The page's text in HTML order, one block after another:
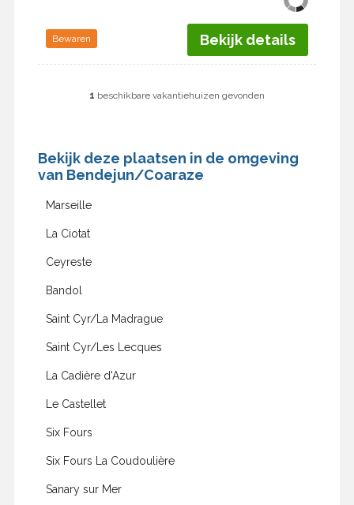
Bewaren Bekijk details
1 beschikbare vakantiehuizen gevonden
Bekijk deze plaatsen in de omgeving
van Bendejun/Coaraze
Marseille
La Ciotat
Ceyreste
Bandol
Saint Cyr/La Madrague
Saint Cyr/Les Lecques
La Cadière d'Azur
Le Castellet
Six Fours
Six Fours La Coudoulière
Sanary sur Mer